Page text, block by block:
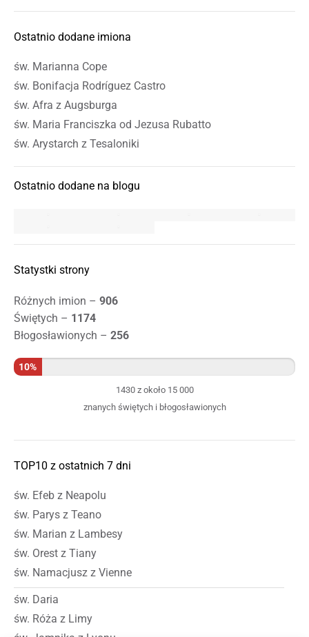
Ostatnio dodane imiona
św. Marianna Cope
św. Bonifacja Rodríguez Castro
św. Afra z Augsburga
św. Maria Franciszka od Jezusa Rubatto
św. Arystarch z Tesaloniki
Ostatnio dodane na blogu
Statystki strony
Różnych imion – 906
Świętych – 1174
Błogosławionych – 256
10%
1430 z około 15 000
znanych świętych i błogosławionych
TOP10 z ostatnich 7 dni
św. Efeb z Neapolu
św. Parys z Teano
św. Marian z Lambesy
św. Orest z Tiany
św. Namacjusz z Vienne
św. Daria
św. Róża z Limy